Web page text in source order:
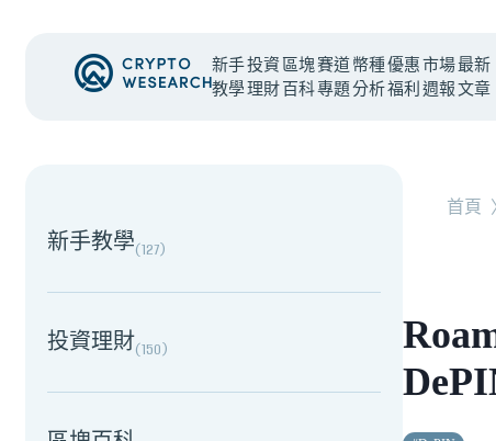
新手
教學
投資
理財
區塊
百科
賽道
專題
幣種
分析
優惠
福利
市場
週報
最新
文章
NEW EVENT
新手教學(127)
投資理財(150)
首頁